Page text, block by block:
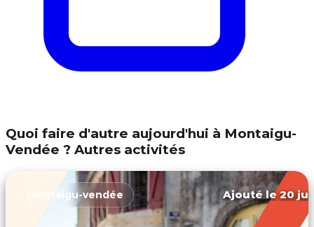
Quoi faire d'autre aujourd'hui à Montaigu-
Vendée ? Autres activités
Montaigu-vendée Ajouté le 20